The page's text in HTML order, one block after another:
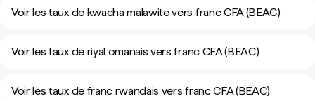
Voir les taux de kwacha malawite vers franc CFA (BEAC)
Voir les taux de riyal omanais vers franc CFA (BEAC)
Voir les taux de franc rwandais vers franc CFA (BEAC)